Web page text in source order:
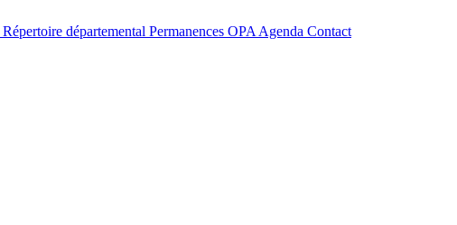
Répertoire départemental Permanences OPA Agenda Contact